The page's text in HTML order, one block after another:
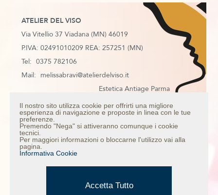
ATELIER DEL VISO
Via Vitellio 37 Viadana (MN) 46019
P.IVA: 02491010209 REA: 257251 (MN)
Tel: 0375 782106
Mail: melissabravi@atelierdelviso.it
Estetica Antiage Parma
Estetica Antiage Mantova
Estetica Antiage Colorno
Estetica Antiage Casalmaggiore
Trattamento anti age viso
Credits
Il nostro sito utilizza cookie per offrirti una migliore
esperienza di navigazione e proposte in linea con le tue
preferenze.
Premendo "Nega" si attiveranno comunque i cookie
tecnici.
Per maggiori informazioni o bloccarne l'utilizzo vai alla
pagina.
Informativa Cookie
Accetta Tutto